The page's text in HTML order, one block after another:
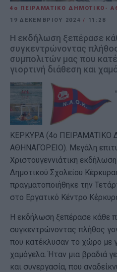
4ο ΠΕΙΡΑΜΑΤΙΚΟ ΔΗΜΟΤΙΚΟ-
19 ΔΕΚΕΜΒΡΊΟΥ 2024/ 11:28
Η εκδήλωση ξεπέρασε
συγκεντρώνοντας
συμπολιτών μας που
γιορτινή διάθεση και
ΚΕΡΚΥΡΑ (4ο ΠΕΙΡΑΜΑΤΙΚΟ
ΑΘΗΝΑΓΟΡΕΙΟ). Μεγάλη
Χριστουγεννιάτικη
Δημοτικού Σχολείου
πραγματοποιήθηκε την
στο Εργατικό Κέντρο
Η εκδήλωση ξεπέρασε κάθε
συγκεντρώνοντας πλήθος
που κατέκλυσαν το χώρο με
χαμόγελα. Ήταν μια βραδιά
και συνεργασία, που